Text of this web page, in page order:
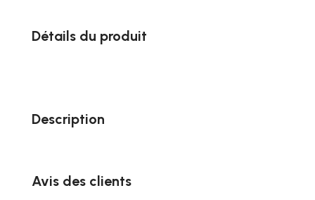
Détails du produit
Description
Avis des clients